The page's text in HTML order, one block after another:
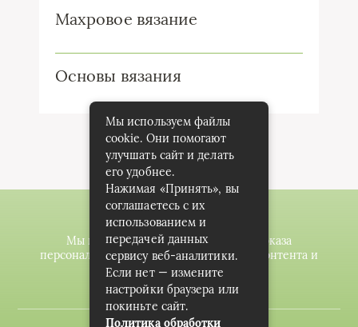
Махровое вязание
Основы вязания
Мы используем файлы cookie для показа
персонализированной рекламы и/или контента и
анализа нашего трафика.
Мы используем файлы
cookie. Они помогают
улучшать сайт и делать
его удобнее.
Нажимая «Принять», вы
соглашаетесь с их
использованием и
передачей данных
сервису веб-аналитики.
Если нет — измените
настройки браузера или
покиньте сайт.
Политика обработки